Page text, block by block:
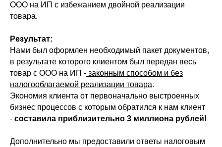
ООО на ИП с избежанием двойной реализации
товара.
Результат:
Нами был оформлен необходимый пакет документов,
в результате которого клиентом был передан весь
товар с ООО на ИП - законным способом и без
налогооблагаемой реализации товара.
Экономия клиента от первоначально выстроенных
бизнес процессов с которым обратился к нам клиент
- составила приблизительно 3 миллиона рублей!
Дополнительно мы предоставили ответы налоговым